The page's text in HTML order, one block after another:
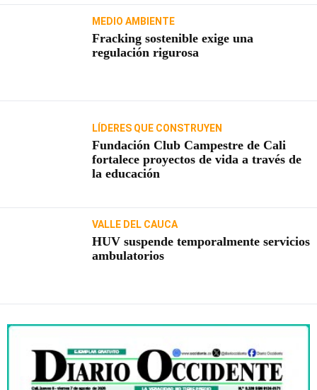
MEDIO AMBIENTE
Fracking sostenible exige una
regulación rigurosa
LÍDERES QUE CONSTRUYEN
Fundación Club Campestre de Cali
fortalece proyectos de vida a través de
la educación
VALLE DEL CAUCA
HUV suspende temporalmente servicios
ambulatorios